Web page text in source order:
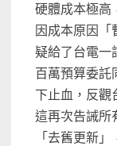
硬體成本極高
因成本原因「
疑給了台電一
百萬預算委託
下止血，反觀
這再次告誡所
「去舊更新